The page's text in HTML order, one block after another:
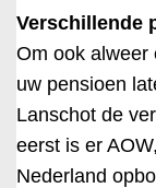
Verschillende
Om ook alweer
uw pensioen
Lanschot de
eerst is er
Nederland